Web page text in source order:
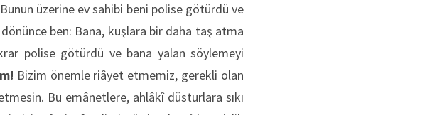
üzerine ev sahibi beni polise götürdü ve
ben: Bana, kuşlara bir daha taş atma
polise götürdü ve bana yalan söylemeyi
Bizim önemle riâyet etmemiz, gerekli olan
Bu emânetlere, ahlâkî düsturlara sıkı